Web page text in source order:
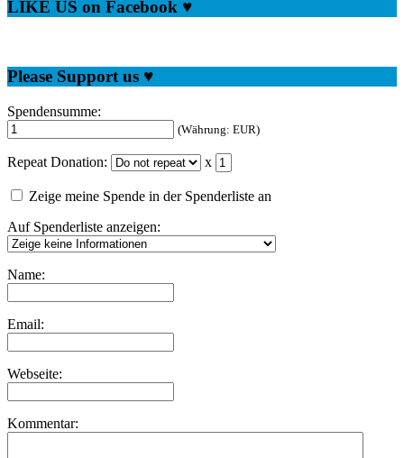
LIKE US on Facebook ♥
Please Support us ♥
Spendensumme:
(Währung: EUR)
Repeat Donation: x
Zeige meine Spende in der Spenderliste an
Auf Spenderliste anzeigen:
Name:
Email:
Webseite:
Kommentar: